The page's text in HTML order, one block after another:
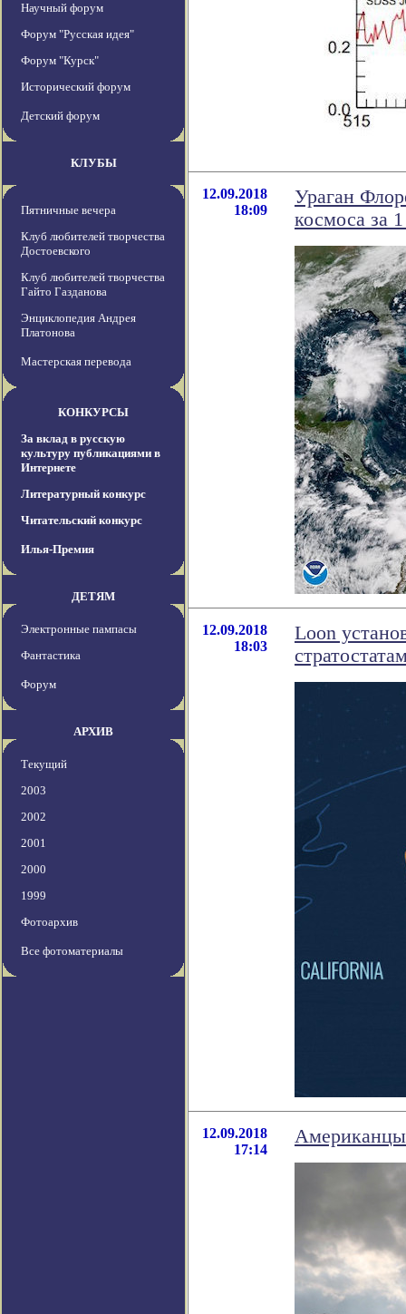
Научный форум
Форум "Русская идея"
Форум "Курск"
Исторический форум
Детский форум
КЛУБЫ
Пятничные вечера
Клуб любителей творчества
Достоевского
Клуб любителей творчества
Гайто Газданова
Энциклопедия Андрея
Платонова
Мастерская перевода
КОНКУРСЫ
За вклад в русскую
культуру публикациями в
Интернете
Литературный конкурс
Читательский конкурс
Илья-Премия
ДЕТЯМ
Электронные пампасы
Фантастика
Форум
АРХИВ
Текущий
2003
2002
2001
2000
1999
Фотоархив
Все фотоматериалы
12.09.2018
18:09
Ураган
космоса за
12.09.2018
18:03
Loon
12.09.2018
17:14
Американцы